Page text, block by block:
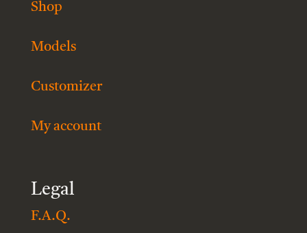
Shop
Models
Customizer
My account
Legal
F.A.Q.